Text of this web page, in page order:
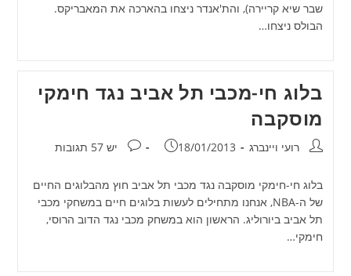
שבר שיא קריירה), והת'אנדר ניצחו בהארכה את המאבריקס.
הבולס ניצחו…
בלוג חי-מכבי תל אביב נגד חימקי
מוסקבה
מחבר:רועי ויינברג פורסם:
18/01/2013 תגובות:
יש 57 תגובות
בלוג חי-חימקי מוסקבה נגד מכבי תל אביב חוץ מהבלוגים החיים
של ה-NBA, אנחנו מתחילים לעשות בלוגים חיים במשחקי מכבי
תל אביב ביורוליג. הראשון הוא במשחק מכבי נגד הדוב הרוסי,
חימקי…